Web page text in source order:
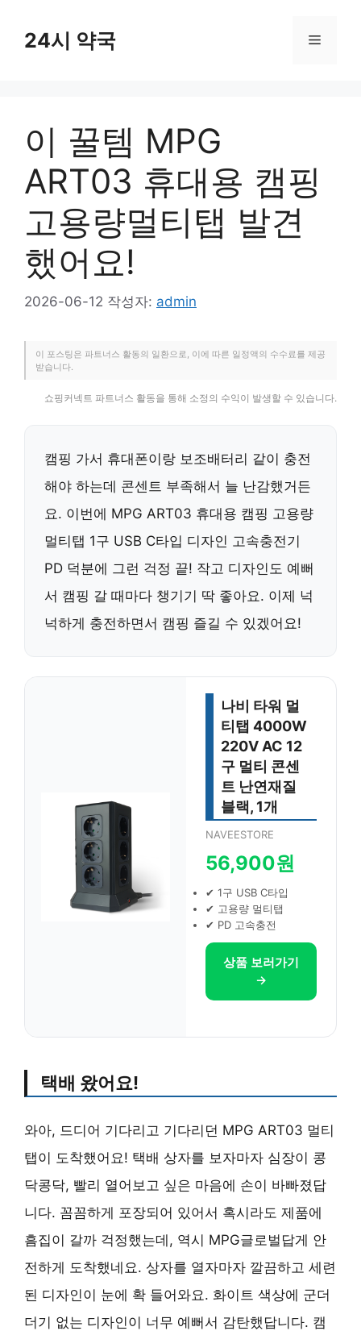
24시 약국 메
이 꿀템 MPG
ART03 휴대용 캠핑
고용량멀티탭 발견
했어요!
2026-06-12 작성자: admin
이 포스팅은 파트너스 활동의 일환으로, 이에 따른 일정액의 수수료를 제공
받습니다.
쇼핑커넥트 파트너스 활동을 통해 소정의 수익이 발생할 수 있습니다.
캠핑 가서 휴대폰이랑 보조배터리 같이 충전
해야 하는데 콘센트 부족해서 늘 난감했거든
요. 이번에 MPG ART03 휴대용 캠핑 고용량
멀티탭 1구 USB C타입 디자인 고속충전기
PD 덕분에 그런 걱정 끝! 작고 디자인도 예뻐
서 캠핑 갈 때마다 챙기기 딱 좋아요. 이제 넉
넉하게 충전하면서 캠핑 즐길 수 있겠어요!
나비 타워 멀
티탭 4000W
220V AC 12
구 멀티 콘센
트 난연재질
블랙, 1개
NAVEESTORE
56,900원
✔ 1구 USB C타입
✔ 고용량 멀티탭
✔ PD 고속충전
상품 보러가기
→
택배 왔어요!
와아, 드디어 기다리고 기다리던 MPG ART03 멀티
탭이 도착했어요! 택배 상자를 보자마자 심장이 콩
닥콩닥, 빨리 열어보고 싶은 마음에 손이 바빠졌답
니다. 꼼꼼하게 포장되어 있어서 혹시라도 제품에
흠집이 갈까 걱정했는데, 역시 MPG글로벌답게 안
전하게 도착했네요. 상자를 열자마자 깔끔하고 세련
된 디자인이 눈에 확 들어와요. 화이트 색상에 군더
더기 없는 디자인이 너무 예뻐서 감탄했답니다. 캠